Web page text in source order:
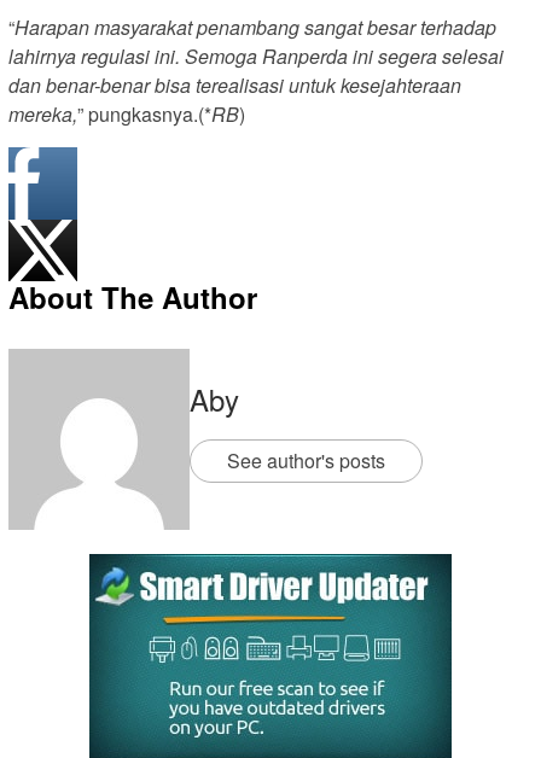
“Harapan masyarakat penambang sangat besar terhadap
lahirnya regulasi ini. Semoga Ranperda ini segera selesai
dan benar-benar bisa terealisasi untuk kesejahteraan
mereka,” pungkasnya.(*RB)
About The Author
Aby
See author's posts